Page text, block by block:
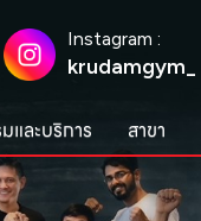
Instagram :
krudamgym_
และบริการ สาขา